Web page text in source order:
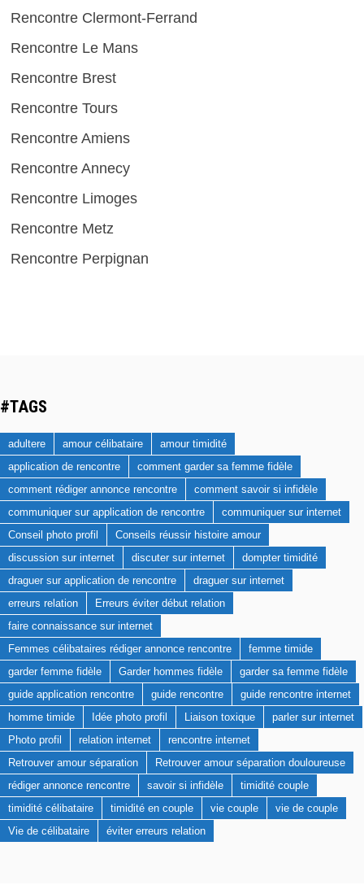
Rencontre Clermont-Ferrand
Rencontre Le Mans
Rencontre Brest
Rencontre Tours
Rencontre Amiens
Rencontre Annecy
Rencontre Limoges
Rencontre Metz
Rencontre Perpignan
#TAGS
adultere amour célibataire
amour timidité
application de rencontre
comment garder sa femme fidèle
comment rédiger annonce rencontre
comment savoir si infidèle
communiquer sur application de rencontre
communiquer sur internet
Conseil photo profil
Conseils réussir histoire amour
discussion sur internet
discuter sur internet
dompter timidité
draguer sur application de rencontre
draguer sur internet
erreurs relation
Erreurs éviter début relation
faire connaissance sur internet
Femmes célibataires rédiger annonce rencontre
femme timide
garder femme fidèle
Garder hommes fidèle
garder sa femme fidèle
guide application rencontre
guide rencontre
guide rencontre internet
homme timide
Idée photo profil Liaison toxique
parler sur internet
Photo profil
relation internet
rencontre internet
Retrouver amour séparation
Retrouver amour séparation douloureuse
rédiger annonce rencontre
savoir si infidèle
timidité couple
timidité célibataire
timidité en couple vie couple
vie de couple
Vie de célibataire
éviter erreurs relation